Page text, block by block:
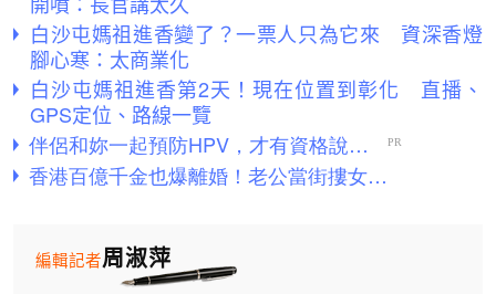
白沙屯媽祖進香變了？一票人只為它來 資深香燈
腳心寒：太商業化
白沙屯媽祖進香第2天！現在位置到彰化 直播、
GPS定位、路線一覽
周淑萍
編輯記者